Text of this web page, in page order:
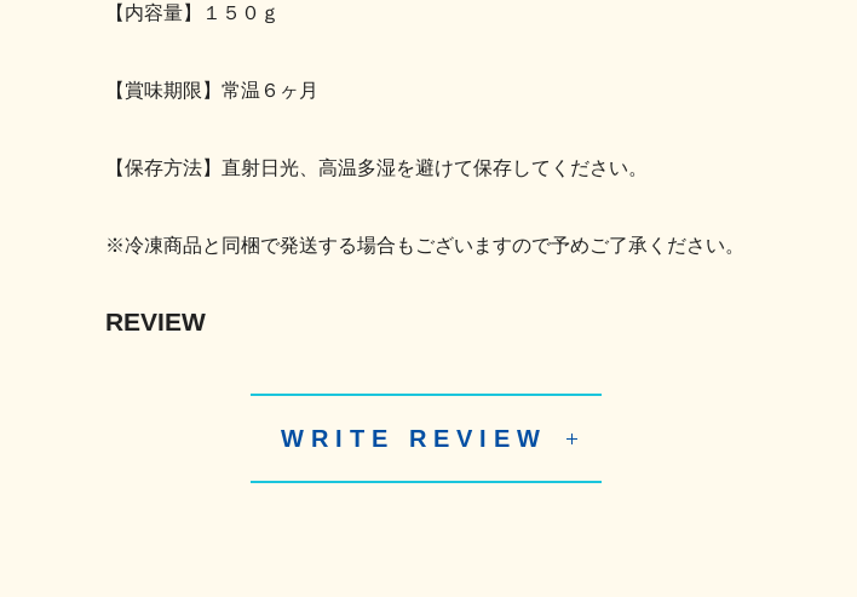
【内容量】１５０ｇ
【賞味期限】常温６ヶ月
【保存方法】直射日光、高温多湿を避けて保存してください。
※冷凍商品と同梱で発送する場合もございますので予めご了承ください。
REVIEW
WRITE REVIEW